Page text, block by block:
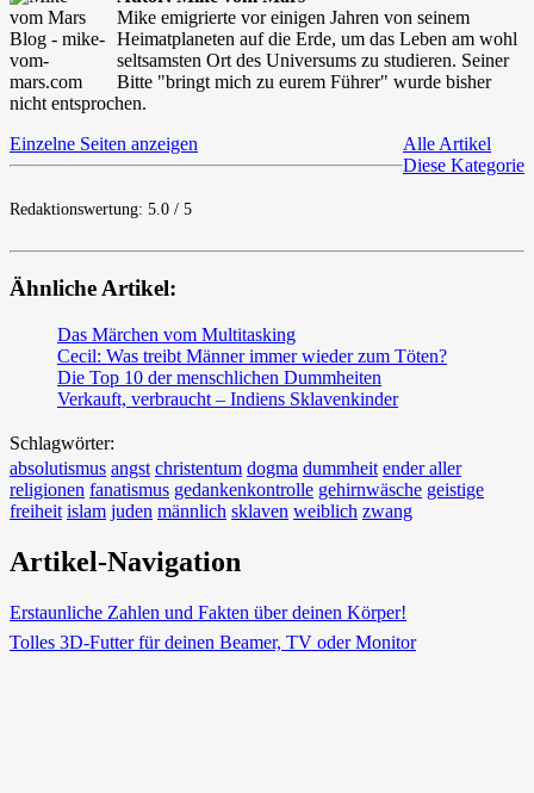
Mike emigrierte vor einigen Jahren von seinem
Heimatplaneten auf die Erde, um das Leben am wohl
seltsamsten Ort des Universums zu studieren. Seiner
Bitte "bringt mich zu eurem Führer" wurde bisher
nicht entsprochen.
Einzelne Seiten anzeigen
Alle Artikel
Diese Kategorie
Redaktionswertung: 5.0 / 5
Ähnliche Artikel:
Das Märchen vom Multitasking
Cecil: Was treibt Männer immer wieder zum Töten?
Die Top 10 der menschlichen Dummheiten
Verkauft, verbraucht – Indiens Sklavenkinder
Schlagwörter:
absolutismus angst christentum dogma dummheit ender aller
religionen fanatismus gedankenkontrolle gehirnwäsche geistige
freiheit islam juden männlich sklaven weiblich zwang
Artikel-Navigation
Erstaunliche Zahlen und Fakten über deinen Körper!
Tolles 3D-Futter für deinen Beamer, TV oder Monitor